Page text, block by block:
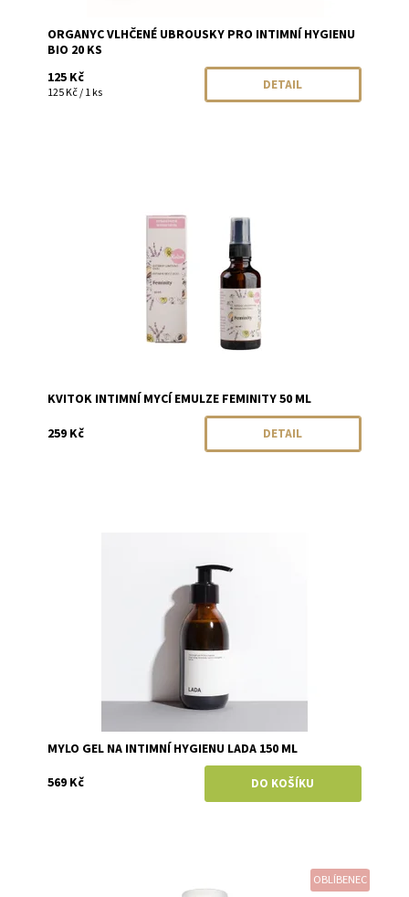
ORGANYC VLHČENÉ UBROUSKY PRO INTIMNÍ HYGIENU
BIO 20 KS
125 Kč
125 Kč / 1 ks DETAIL
KVITOK INTIMNÍ MYCÍ EMULZE FEMINITY 50 ML
259 Kč
DETAIL
MYLO GEL NA INTIMNÍ HYGIENU LADA 150 ML
569 Kč
OBLÍBENEC
Momentálně vyprodáno